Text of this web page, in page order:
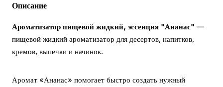
Описание
Ароматизатор пищевой жидкий, эссенция "Ананас" —
пищевой жидкий ароматизатор для десертов, напитков,
кремов, выпечки и начинок.
Аромат «Ананас» помогает быстро создать нужный